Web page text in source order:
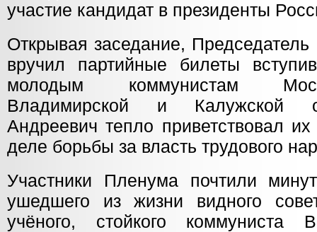
участие кандидат в президенты
Открывая заседание,
вручил партийные билеты
молодым коммунистам
Владимирской и Калужской
Андреевич тепло приветствовал
деле борьбы за власть трудового
Участники Пленума почтили
ушедшего из жизни видного
учёного, стойкого коммуниста